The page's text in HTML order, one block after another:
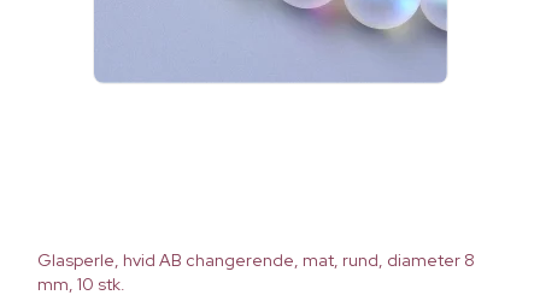
Glasperle, hvid AB changerende, mat, rund, diameter 8
mm, 10 stk.